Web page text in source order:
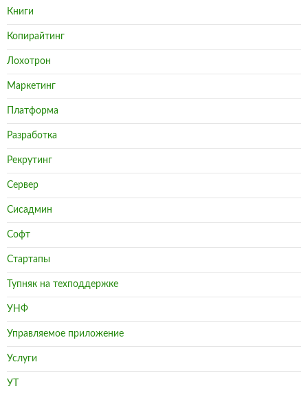
Книги
Копирайтинг
Лохотрон
Маркетинг
Платформа
Разработка
Рекрутинг
Сервер
Сисадмин
Софт
Стартапы
Тупняк на техподдержке
УНФ
Управляемое приложение
Услуги
УТ